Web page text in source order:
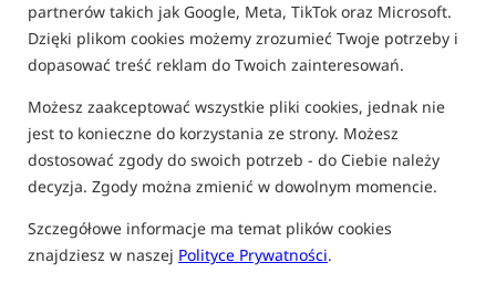
partnerów takich jak Google, Meta, TikTok oraz Microsoft.
Dzięki plikom cookies możemy zrozumieć Twoje potrzeby i
dopasować treść reklam do Twoich zainteresowań.
Możesz zaakceptować wszystkie pliki cookies, jednak nie
jest to konieczne do korzystania ze strony. Możesz
dostosować zgody do swoich potrzeb - do Ciebie należy
decyzja. Zgody można zmienić w dowolnym momencie.
Szczegółowe informacje ma temat plików cookies
znajdziesz w naszej Polityce Prywatności.